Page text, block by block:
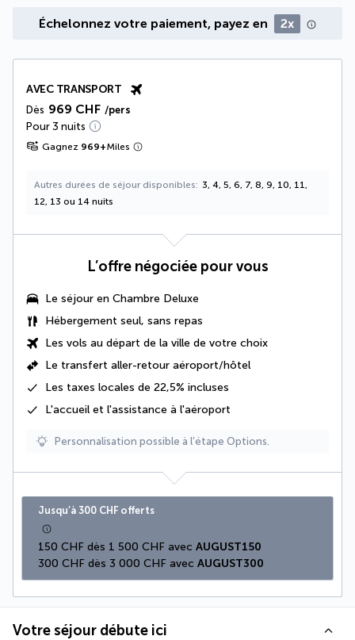
Échelonnez votre paiement, payez en 2x
AVEC TRANSPORT
Dès 969 CHF /pers
Pour 3 nuits
Gagnez 969+Miles
Autres durées de séjour disponibles
3, 4, 5, 6, 7, 8, 9, 10, 11,
12, 13 ou 14 nuits
L’offre négociée pour vous
Le séjour en Chambre Deluxe
Hébergement seul, sans repas
Les vols au départ de la ville de votre choix
Le transfert aller-retour aéroport/hôtel
Les taxes locales de 22,5% incluses
L'accueil et l'assistance à l'aéroport
Personnalisation possible à l’étape Options.
Jusqu’à 300 CHF offerts
150 CHF dès 1 500 CHF avec AUGUST150
300 CHF dès 3 000 CHF avec AUGUST300
Votre séjour débute ici